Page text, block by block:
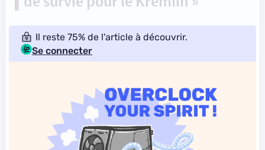
Il reste 75% de l'article à découvrir.
Se connecter